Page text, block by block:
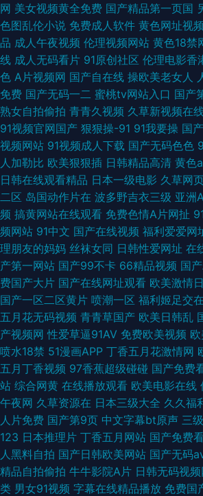
TS丰满伪娘
网 美女视频黄全免费 国产精品第一页国
色图乱伦小说 免费成人软件 黄色网址视
品 成人午夜视频 伦理视频网站 黄色18禁
线 成人无码看片 91原创社区 伦理电影香
色 A片视频网 国产自在线 操欧美老女人
免费 国产无码一二 蜜桃tv网站入口 国产
熟女自拍偷拍 青青久视频 久草新视频在
91视频官网国产 狠狠操-91 91我要操 国
视频网站 91视频成人下载 国产无码色色
人加勒比 欧美狠狠插 日韩精品高清 黄色
日韩在线观看精品 日本一级电影 久草网
二区 岛国动作片在 波多野吉衣三级 亚洲
频 搞黄网站在线观看 免费色情A片网扯
频网站 91中文 国产在线视频 福利爱爱网
理朋友的妈妈 丝袜女同 日韩性爱网址 在
产第一网站 国产99不卡 66精品视频 国
费国产大片 国产在线网址观看 欧美激情
国产一区二区黄片 喷潮一区 福利姬足交
五月花无码视频 青青草国产 欧美日韩乱
产视频网 性爱草逼91AV 免费欧美视频
喷水18禁 51漫画APP 丁香五月花激情网
五月丁香视频 97香蕉超级碰碰 国产免费
站 综合网黄 在线播放观看 欧美电影在线
午夜网 久草资源在 日本三级大全 久久福
人片免费 国产第9页 中文字幕bt原声 三
123 日本推理片 丁香五月网站 国产免费
人黑料自拍 国产日韩欧美网站 国产无码
精品自拍偷拍 牛牛影院A片 日韩无码视
类 男女91视频 字幕在线精品播放 免费国